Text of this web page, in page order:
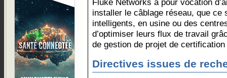
Fluke Networks a pour vocation
installer le câblage réseau, que ce
intelligents, en usine ou des
d’optimiser leurs flux de travail
de gestion de projet de
Directives issues de